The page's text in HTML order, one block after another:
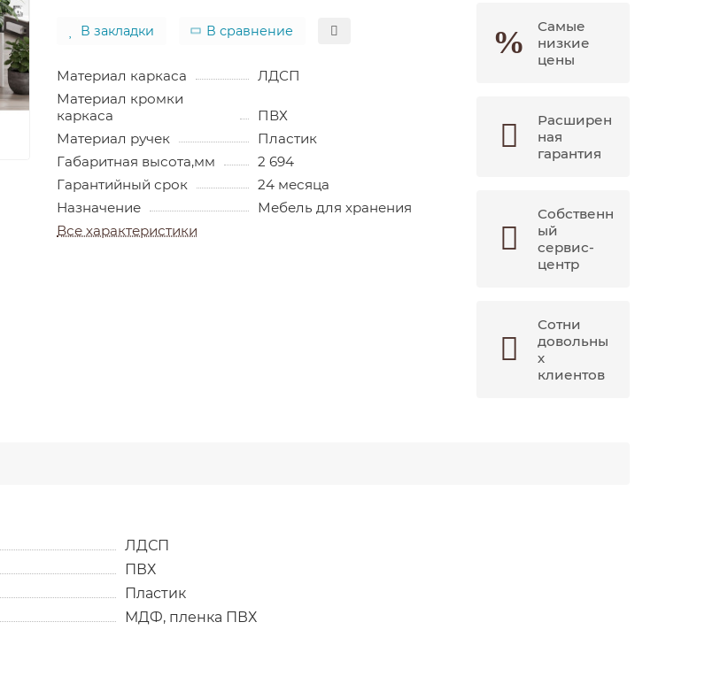
В закладки В сравнение
Материал каркаса
ЛДСП
Материал кромки
каркаса
ПВХ
Материал ручек
Пластик
Габаритная высота,мм
2 694
Гарантийный срок
24 месяца
Назначение
Мебель для хранения
Все характеристики
Самые
низкие
цены
Расширен
ная
гарантия
Собственн
ый
сервис-
центр
Сотни
довольны
х
клиентов
ЛДСП
ПВХ
Пластик
МДФ, пленка ПВХ